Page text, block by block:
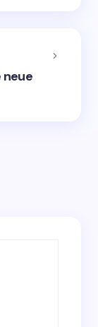
neue